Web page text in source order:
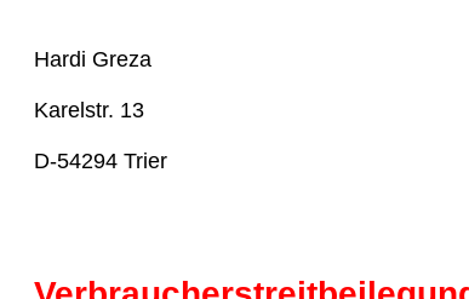
Hardi Greza
Karelstr. 13
D-54294 Trier